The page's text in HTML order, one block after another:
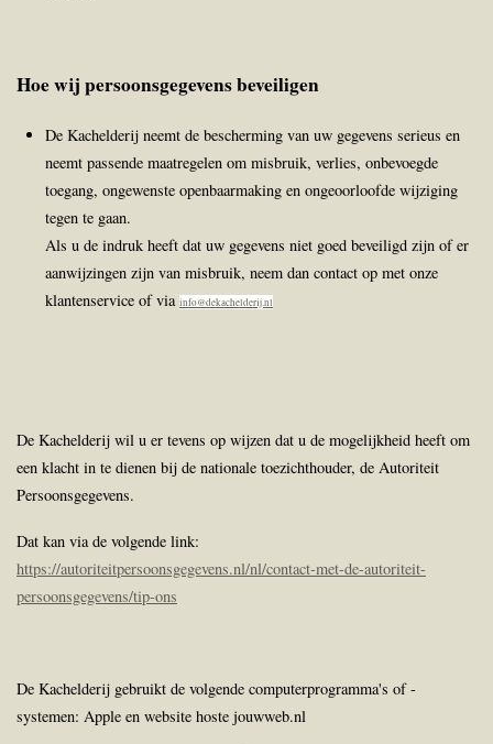
Hoe wij persoonsgegevens beveiligen
De Kachelderij neemt de bescherming van uw gegevens serieus en
neemt passende maatregelen om misbruik, verlies, onbevoegde
toegang, ongewenste openbaarmaking en ongeoorloofde wijziging
tegen te gaan.
Als u de indruk heeft dat uw gegevens niet goed beveiligd zijn of er
aanwijzingen zijn van misbruik, neem dan contact op met onze
klantenservice of via info@dekachelderij.nl
De Kachelderij wil u er tevens op wijzen dat u de mogelijkheid heeft om
een klacht in te dienen bij de nationale toezichthouder, de Autoriteit
Persoonsgegevens.
Dat kan via de volgende link:
https://autoriteitpersoonsgegevens.nl/nl/contact-met-de-autoriteit-
persoonsgegevens/tip-ons
De Kachelderij gebruikt de volgende computerprogramma's of -
systemen: Apple en website hoste jouwweb.nl